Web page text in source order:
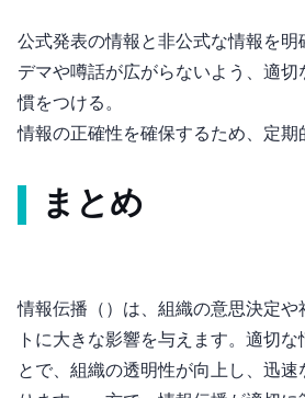
公式発表の情報と非公式な情報を明
デマや噂話が広がらないよう、適
慣をつける。
情報の正確性を確保するため、定期
まとめ
情報伝播（Information Propagation）は、組織の
トに大きな影響を与えます。適切
とで、組織の透明性が向上し、迅